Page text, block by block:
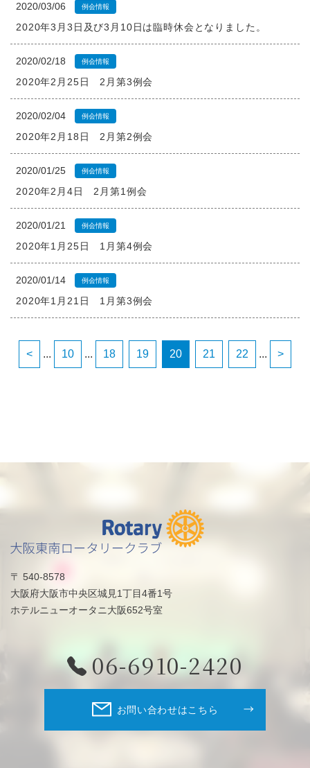
2020/03/06 例会情報
2020年3月3日及び3月10日は臨時休会となりました。
2020/02/18 例会情報
2020年2月25日 2月第3例会
2020/02/04 例会情報
2020年2月18日 2月第2例会
2020/01/25 例会情報
2020年2月4日 2月第1例会
2020/01/21 例会情報
2020年1月25日 1月第4例会
2020/01/14 例会情報
2020年1月21日 1月第3例会
< ... 10 ... 18 19 20 21 22 ... >
〒 540-8578
大阪府大阪市中央区城見1丁目4番1号
ホテルニューオータニ大阪652号室
06-6910-2420
お問い合わせはこちら